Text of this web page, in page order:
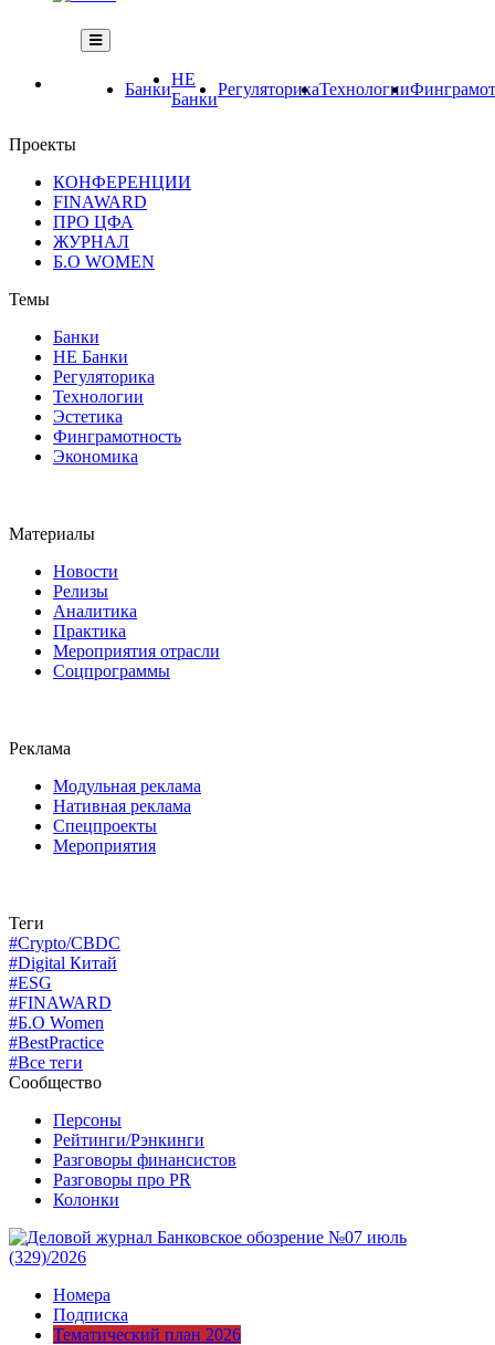
Банки
НЕ
Банки
РегуляторикаТехнологии
Проекты
КОНФЕРЕНЦИИ
FINAWARD
ПРО ЦФА
ЖУРНАЛ
Б.О WOMEN
Темы
Банки
НЕ Банки
Регуляторика
Технологии
Эстетика
Финграмотность
Экономика
Материалы
Новости
Релизы
Аналитика
Практика
Мероприятия отрасли
Соцпрограммы
Реклама
Модульная реклама
Нативная реклама
Спецпроекты
Мероприятия
Теги
#Crypto/CBDC
#Digital Китай
#ESG
#FINAWARD
#Б.О Women
#BestPractice
#Все теги
Сообщество
Персоны
Рейтинги/Рэнкинги
Разговоры финансистов
Разговоры про PR
Колонки
Номера
Подписка
Тематический план 2026